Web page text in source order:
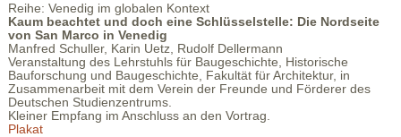
Reihe: Venedig im globalen Kontext
Kaum beachtet und doch eine Schlüsselstelle: Die Nordseite
von San Marco in Venedig
Manfred Schuller, Karin Uetz, Rudolf Dellermann
Veranstaltung des Lehrstuhls für Baugeschichte, Historische
Bauforschung und Baugeschichte, Fakultät für Architektur, in
Zusammenarbeit mit dem Verein der Freunde und Förderer des
Deutschen Studienzentrums.
Kleiner Empfang im Anschluss an den Vortrag.
Plakat